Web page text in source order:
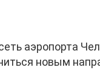
аэропорта
новым